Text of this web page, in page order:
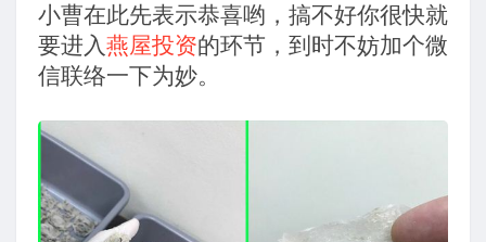
小曹在此先表示恭喜哟，搞不好你很快就
要进入燕屋投资的环节，到时不妨加个微
信联络一下为妙。